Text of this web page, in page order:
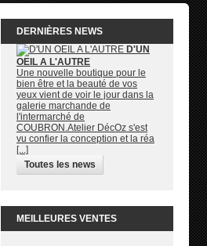
DERNIÈRES NEWS
D'UN
OEIL A L'AUTRE
Une nouvelle boutique pour le
bien être et la beauté de vos
yeux vient de voir le jour dans la
galerie marchande de
l'intermarché de
COUBRON.Atelier DécOz s'est
vu confier la conception et la réa
[...]
Toutes les news
MEILLEURES VENTES